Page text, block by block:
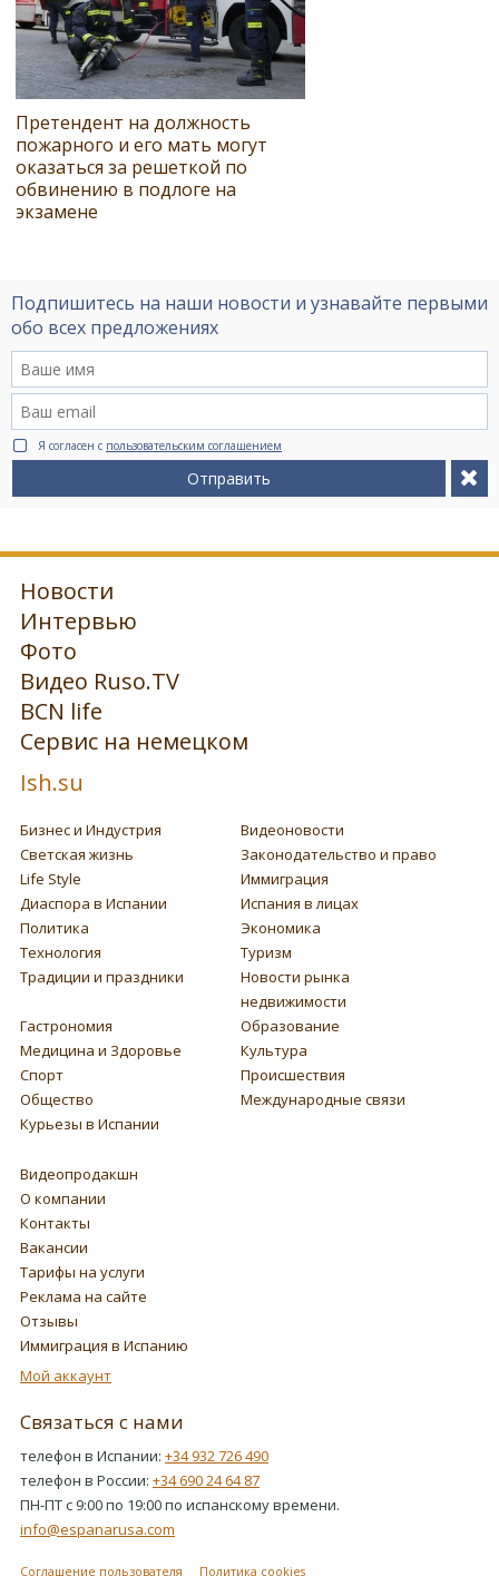
Претендент на должность
пожарного и его мать могут
оказаться за решеткой по
обвинению в подлоге на
экзамене
Подпишитесь на наши новости и узнавайте первыми
обо всех предложениях
Я согласен с пользовательским соглашением
Отправить
Новости
Интервью
Фото
Видео Ruso.TV
BCN life
Сервис на немецком
Ish.su
Бизнес и Индустрия
Видеоновости
Светская жизнь
Законодательство и право
Life Style
Иммиграция
Диаспора в Испании
Испания в лицах
Политика
Экономика
Технология
Туризм
Традиции и праздники
Новости рынка
недвижимости
Гастрономия
Образование
Медицина и Здоровье
Культура
Спорт
Происшествия
Общество
Международные связи
Курьезы в Испании
Видеопродакшн
О компании
Контакты
Вакансии
Тарифы на услуги
Реклама на сайте
Отзывы
Иммиграция в Испанию
Мой аккаунт
Связаться с нами
телефон в Испании: +34 932 726 490
телефон в России: +34 690 24 64 87
ПН-ПТ с 9:00 по 19:00 по испанскому времени.
info@espanarusa.com
Соглашение пользователя Политика cookies